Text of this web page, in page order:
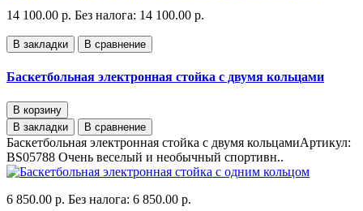
14 100.00 р. Без налога: 14 100.00 р.
В закладки В сравнение
Баскетбольная электронная стойка с двумя кольцами
В корзину
В закладки
В сравнение
Баскетбольная электронная стойка с двумя кольцамиАртикул:
BS05788 Очень веселый и необычный спортивн..
6 850.00 р. Без налога: 6 850.00 р.